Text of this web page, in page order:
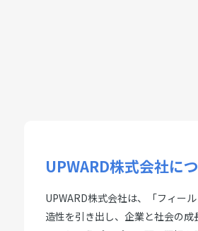
UPWARD株式会社に
UPWARD株式会社は、「フィー
造性を引き出し、企業と社会の成